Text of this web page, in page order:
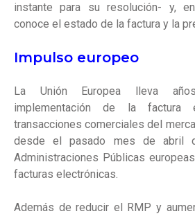
instante para su resolución- y,
conoce el estado de la factura y la
Impulso europeo
La Unión Europea lleva
implementación de la factura
transacciones comerciales del
desde el pasado mes de abril
Administraciones Públicas
facturas electrónicas.
Además de reducir el RMP y